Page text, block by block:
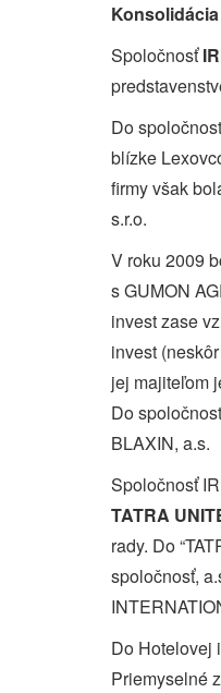
Spoločnosť
Do
blízke
firmy však
s.r.o.
V roku 2009
s GUMON
invest zase
invest
jej majiteľom
Do
BLAXIN, a.s.
Spoločnosť
TATRA
rady. Do
spoločnosť,
Do Hotelovej
Priemyselné